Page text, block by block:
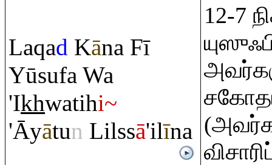
Laqad Kāna Fī
Yūsufa Wa
'Ikhwatihi~
'Āyātun Lilssā'ilīna
12-7